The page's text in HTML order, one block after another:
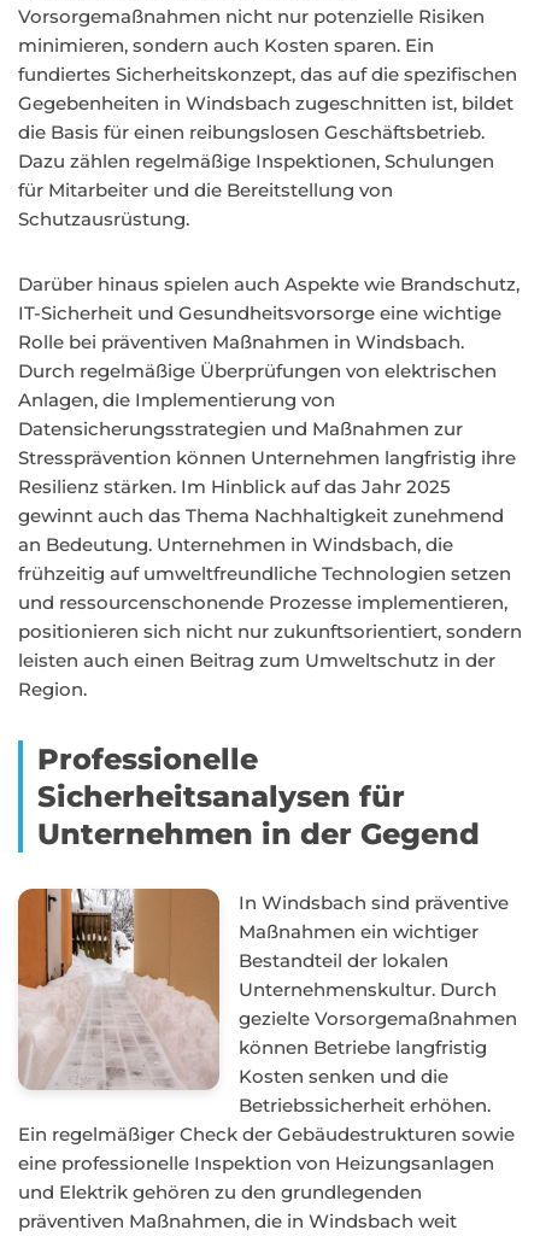
Vorsorgemaßnahmen nicht nur potenzielle Risiken
minimieren, sondern auch Kosten sparen. Ein
fundiertes Sicherheitskonzept, das auf die spezifischen
Gegebenheiten in Windsbach zugeschnitten ist, bildet
die Basis für einen reibungslosen Geschäftsbetrieb.
Dazu zählen regelmäßige Inspektionen, Schulungen
für Mitarbeiter und die Bereitstellung von
Schutzausrüstung.
Darüber hinaus spielen auch Aspekte wie Brandschutz,
IT-Sicherheit und Gesundheitsvorsorge eine wichtige
Rolle bei präventiven Maßnahmen in Windsbach.
Durch regelmäßige Überprüfungen von elektrischen
Anlagen, die Implementierung von
Datensicherungsstrategien und Maßnahmen zur
Stressprävention können Unternehmen langfristig ihre
Resilienz stärken. Im Hinblick auf das Jahr 2025
gewinnt auch das Thema Nachhaltigkeit zunehmend
an Bedeutung. Unternehmen in Windsbach, die
frühzeitig auf umweltfreundliche Technologien setzen
und ressourcenschonende Prozesse implementieren,
positionieren sich nicht nur zukunftsorientiert, sondern
leisten auch einen Beitrag zum Umweltschutz in der
Region.
Professionelle
Sicherheitsanalysen für
Unternehmen in der Gegend
In Windsbach sind präventive
Maßnahmen ein wichtiger
Bestandteil der lokalen
Unternehmenskultur. Durch
gezielte Vorsorgemaßnahmen
können Betriebe langfristig
Kosten senken und die
Betriebssicherheit erhöhen.
Ein regelmäßiger Check der Gebäudestrukturen sowie
eine professionelle Inspektion von Heizungsanlagen
und Elektrik gehören zu den grundlegenden
präventiven Maßnahmen, die in Windsbach weit